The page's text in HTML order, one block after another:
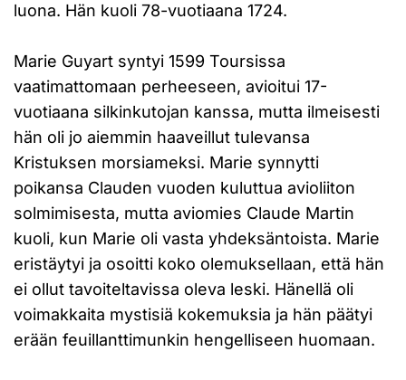
luona. Hän kuoli 78-vuotiaana 1724.
Marie Guyart syntyi 1599 Toursissa
vaatimattomaan perheeseen, avioitui 17-
vuotiaana silkinkutojan kanssa, mutta ilmeisesti
hän oli jo aiemmin haaveillut tulevansa
Kristuksen morsiameksi. Marie synnytti
poikansa Clauden vuoden kuluttua avioliiton
solmimisesta, mutta aviomies Claude Martin
kuoli, kun Marie oli vasta yhdeksäntoista. Marie
eristäytyi ja osoitti koko olemuksellaan, että hän
ei ollut tavoiteltavissa oleva leski. Hänellä oli
voimakkaita mystisiä kokemuksia ja hän päätyi
erään feuillanttimunkin hengelliseen huomaan.